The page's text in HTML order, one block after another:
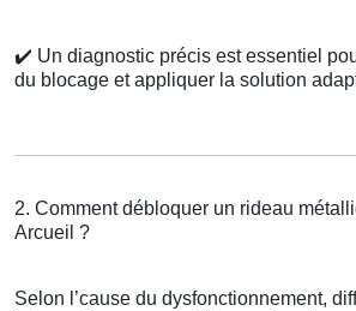
✔️ Un diagnostic précis est essentiel
du blocage et appliquer la solution
2. Comment débloquer un rideau
Arcueil ?
Selon l’cause du dysfonctionnement,